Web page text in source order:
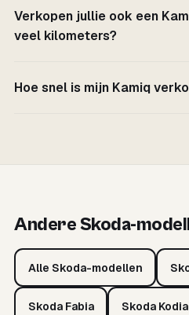
Verkopen jullie ook een
veel kilometers?
Hoe snel is mijn Kamiq
Andere Skoda-
Alle Skoda-modellen
Skoda Fabia Skoda